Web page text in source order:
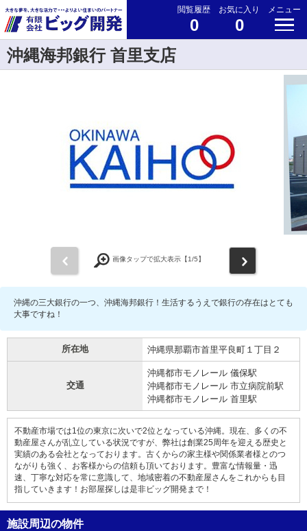
閲覧履歴
0
お気に入り
0
メニュー
沖縄海邦銀行 首里支店
画像タップで拡大表示【1/5】
沖縄の三大銀行の一つ、沖縄海邦銀行！生活するうえで銀行の存在はとても
大事ですね！
所在地 沖縄県那覇市首里平良町１丁目２
交通
沖縄都市モノレール 儀保駅
沖縄都市モノレール 市立病院前駅
沖縄都市モノレール 首里駅
不動産市場では1位の東京に次いで2位となっている沖縄。現在、多くの不
動産屋さんが乱立している状況ですが、弊社は創業25周年を迎える歴史と
実績のある会社となっております。古くからの家主様や関係業者様とのつ
ながりも強く、お客様からの信頼も頂いております。豊富な情報量・迅
速、丁寧な対応を常に意識して、地域密着の不動産屋さんをこれからも目
指していきます！お部屋探しは是非ビッグ開発まで！
施設周辺の物件